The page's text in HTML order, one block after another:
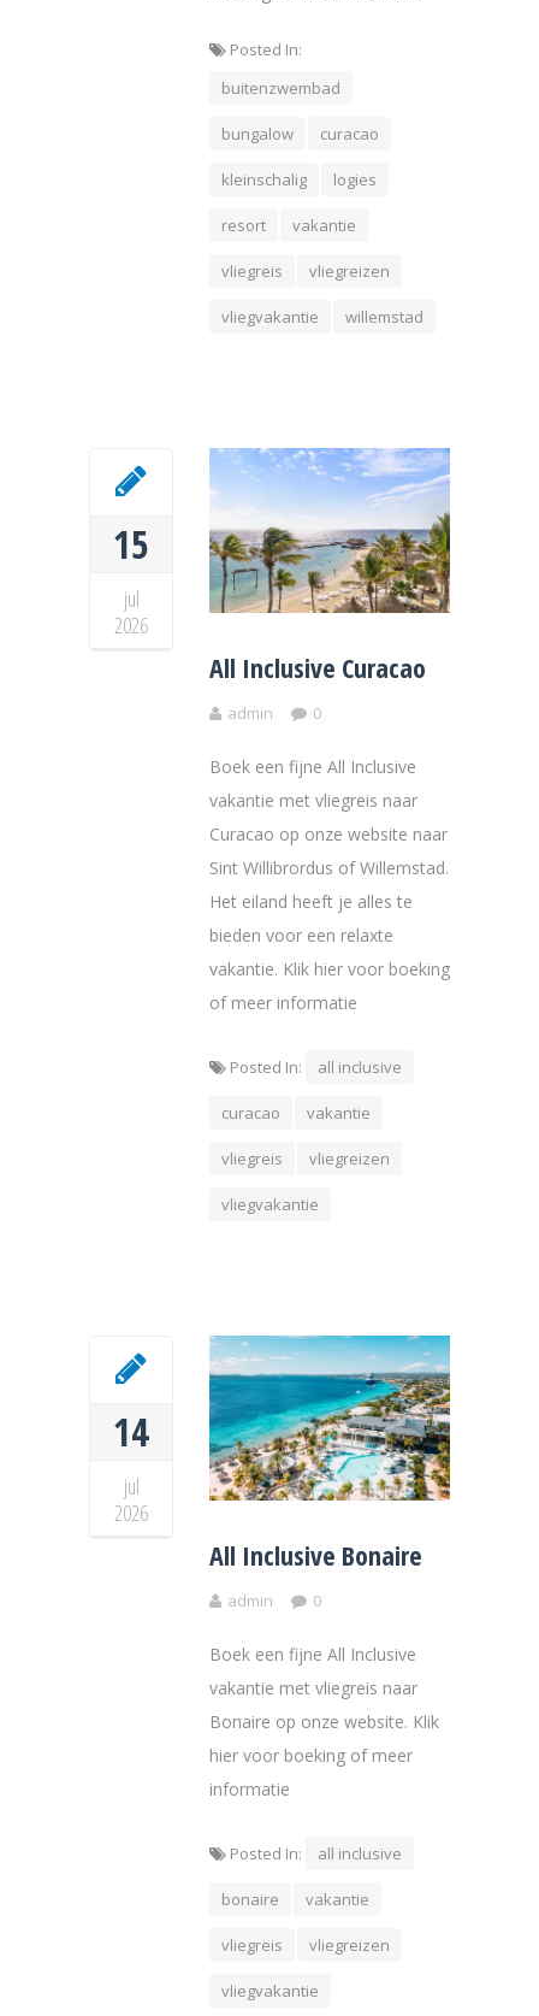
Posted In:
buitenzwembad
bungalow curacao
kleinschalig logies
resort vakantie
vliegreis vliegreizen
vliegvakantie willemstad
15
jul
2026
All Inclusive Curacao
admin 0
Boek een fijne All Inclusive
vakantie met vliegreis naar
Curacao op onze website naar
Sint Willibrordus of Willemstad.
Het eiland heeft je alles te
bieden voor een relaxte
vakantie. Klik hier voor boeking
of meer informatie
Posted In: all inclusive
curacao vakantie
vliegreis vliegreizen
vliegvakantie
14
jul
2026
All Inclusive Bonaire
admin 0
Boek een fijne All Inclusive
vakantie met vliegreis naar
Bonaire op onze website. Klik
hier voor boeking of meer
informatie
Posted In: all inclusive
bonaire vakantie
vliegreis vliegreizen
vliegvakantie